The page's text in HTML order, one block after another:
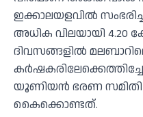
ഇക്കാലയളവില്‍ സംഭരിച്ച
അധിക വിലയായി 4.20
ദിവസങ്ങളില്‍
യൂണിയന്‍ ഭരണ സമിതി
കൈക്കൊണ്ടത്.